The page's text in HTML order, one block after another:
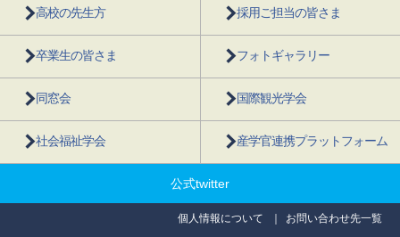
高校の先生方 採用ご担当の皆さま
卒業生の皆さま フォトギャラリー
同窓会 国際観光学会
社会福祉学会 産学官連携プラットフォーム
公式twitter
個人情報について お問い合わせ先一覧